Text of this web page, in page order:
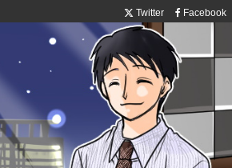
Twitter Facebook